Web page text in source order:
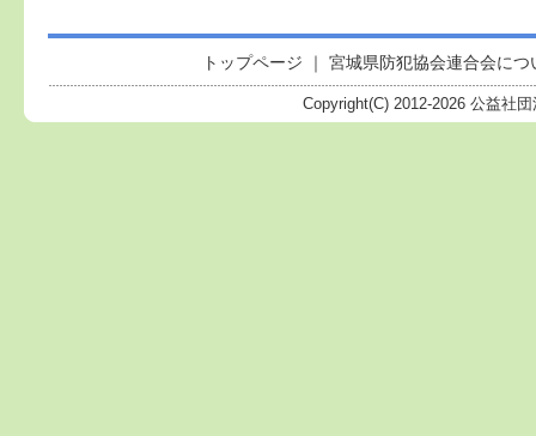
トップページ ｜ 宮城県防犯協会連合会につ
Copyright(C) 2012-2026 公益社